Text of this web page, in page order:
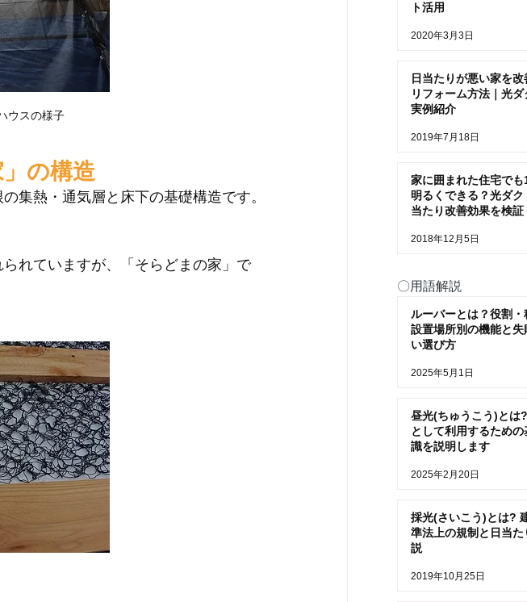
ウスの様子
」の構造
集熱・通気層と床下の基礎構造です。
れていますが、「そらどまの家」で
ト活用
2020年3月3日
日当たりが悪い家を改
リフォーム方法｜光ダ
実例紹介
2019年7月18日
家に囲まれた住宅でも
明るくできる？光ダク
当たり改善効果を検証
2018年12月5日
〇用語解説
ルーバーとは？役割・
設置場所別の機能と失
い選び方
2025年5月1日
昼光(ちゅうこう)とは
として利用するための
識を説明します
2025年2月20日
採光(さいこう)とは?
準法上の規制と日当た
説
2019年10月25日